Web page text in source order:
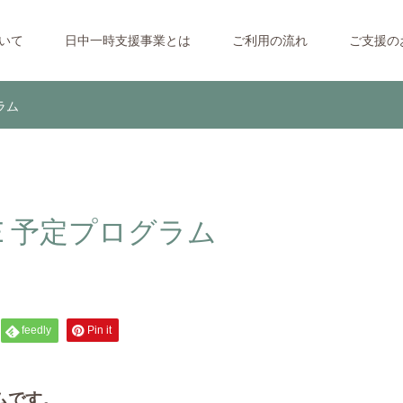
て 日中一時支援事業とは ご利用の流れ ご支援
ム
予定プログラム
feedly Pin it
す。